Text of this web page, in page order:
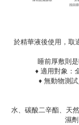
於精華液後使用，取
睡前厚敷則
♦︎ 適用對象：
♦︎ 無動物測
水、碳酸二辛酯、天
濕